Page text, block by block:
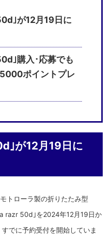
｣が12月19日に
｣購入･応募でも
ポイントプレ
｣が12月19日に
トローラ製の折りたたみ型
razr 50d｣を2024年12月19日か
でに予約受付を開始していま